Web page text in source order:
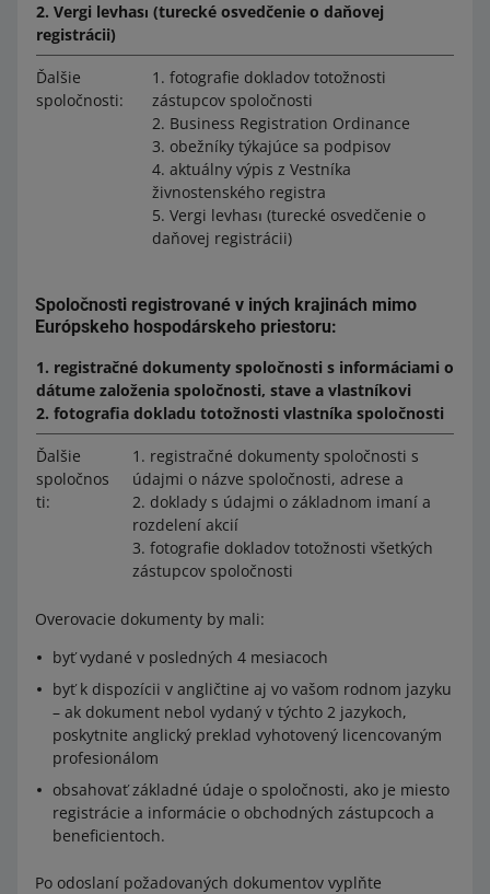
2. Vergi levhası (turecké osvedčenie o daňovej
registrácii)
Ďalšie
spoločnosti:
1. fotografie dokladov totožnosti
zástupcov spoločnosti
2. Business Registration Ordinance
3. obežníky týkajúce sa podpisov
4. aktuálny výpis z Vestníka
živnostenského registra
5. Vergi levhası (turecké osvedčenie o
daňovej registrácii)
Spoločnosti registrované v iných krajinách mimo
Európskeho hospodárskeho priestoru:
1. registračné dokumenty spoločnosti s informáciami o
dátume založenia spoločnosti, stave a vlastníkovi
2. fotografia dokladu totožnosti vlastníka spoločnosti
Ďalšie
spoločnos
ti:
1. registračné dokumenty spoločnosti s
údajmi o názve spoločnosti, adrese a
2. doklady s údajmi o základnom imaní a
rozdelení akcií
3. fotografie dokladov totožnosti všetkých
zástupcov spoločnosti
Overovacie dokumenty by mali:
byť vydané v posledných 4 mesiacoch
byť k dispozícii v angličtine aj vo vašom rodnom jazyku
– ak dokument nebol vydaný v týchto 2 jazykoch,
poskytnite anglický preklad vyhotovený licencovaným
profesionálom
obsahovať základné údaje o spoločnosti, ako je miesto
registrácie a informácie o obchodných zástupcoch a
beneficientoch.
Po odoslaní požadovaných dokumentov vyplňte